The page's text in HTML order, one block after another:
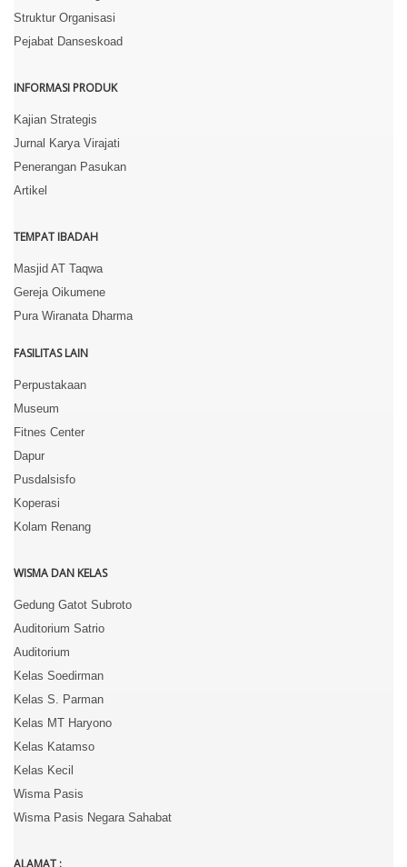
Struktur Organisasi
Pejabat Danseskoad
INFORMASI PRODUK
Kajian Strategis
Jurnal Karya Virajati
Penerangan Pasukan
Artikel
TEMPAT IBADAH
Masjid AT Taqwa
Gereja Oikumene
Pura Wiranata Dharma
FASILITAS LAIN
Perpustakaan
Museum
Fitnes Center
Dapur
Pusdalsisfo
Koperasi
Kolam Renang
WISMA DAN KELAS
Gedung Gatot Subroto
Auditorium Satrio
Auditorium
Kelas Soedirman
Kelas S. Parman
Kelas MT Haryono
Kelas Katamso
Kelas Kecil
Wisma Pasis
Wisma Pasis Negara Sahabat
ALAMAT :